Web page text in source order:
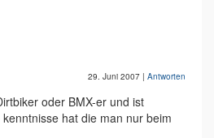
29. Juni 2007 | Antworten
oder BMX-er und ist
hat die man nur beim